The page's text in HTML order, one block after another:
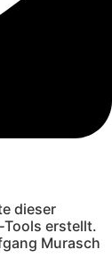
dieser
erstellt.
Murasch